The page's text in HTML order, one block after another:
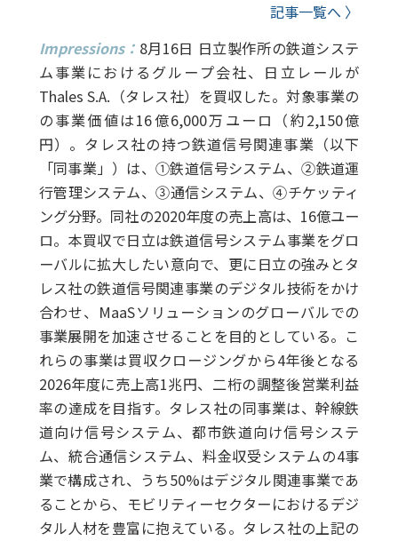
記事一覧へ 〉
Impressions： 8月16日 日立製作所の鉄道システ
ム事業におけるグループ会社、日立レールが
Thales S.A.（タレス社）を買収した。対象事業の
の事業価値は16億6,000万ユーロ（約2,150億
円）。タレス社の持つ鉄道信号関連事業（以下
「同事業」）は、①鉄道信号システム、②鉄道運
行管理システム、③通信システム、④チケッティ
ング分野。同社の2020年度の売上高は、16億ユー
ロ。本買収で日立は鉄道信号システム事業をグロ
ーバルに拡大したい意向で、更に日立の強みとタ
レス社の鉄道信号関連事業のデジタル技術をかけ
合わせ、MaaSソリューションのグローバルでの
事業展開を加速させることを目的としている。こ
れらの事業は買収クロージングから4年後となる
2026年度に売上高1兆円、二桁の調整後営業利益
率の達成を目指す。タレス社の同事業は、幹線鉄
道向け信号システム、都市鉄道向け信号システ
ム、統合通信システム、料金収受システムの4事
業で構成され、うち50%はデジタル関連事業であ
ることから、モビリティーセクターにおけるデジ
タル人材を豊富に抱えている。タレス社の上記の